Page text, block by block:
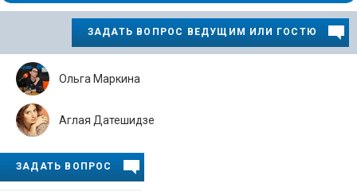
ЗАДАТЬ ВОПРОС ВЕДУЩИМ ИЛИ ГОСТЮ
Ольга Маркина
Аглая Датешидзе
ЗАДАТЬ ВОПРОС